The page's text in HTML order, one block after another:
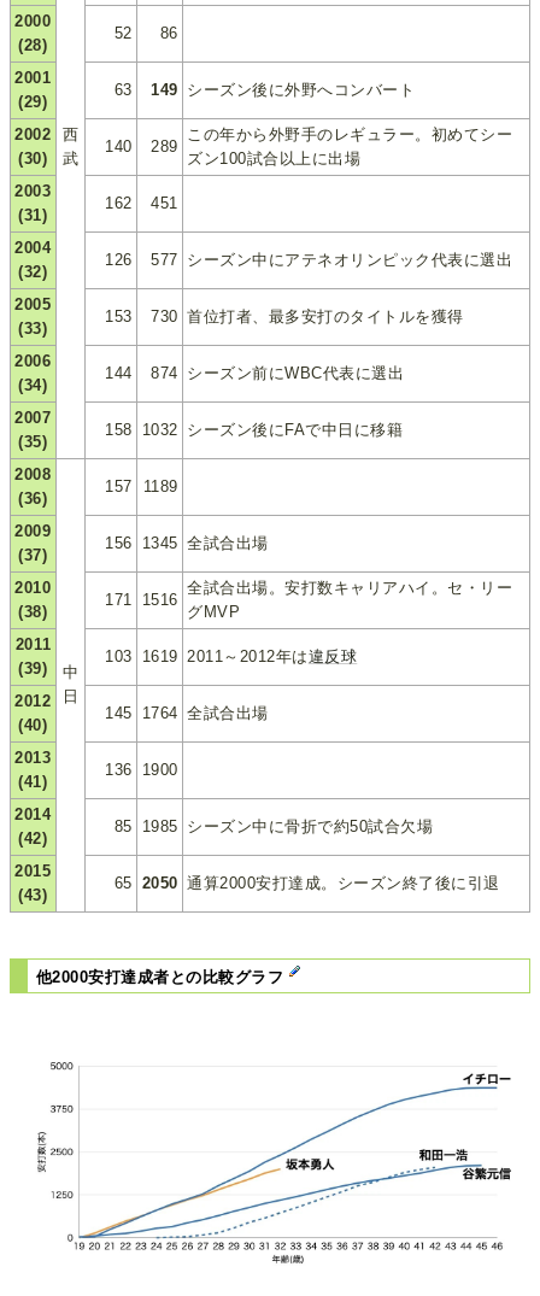
西
武
2000
(28)
52 86
2001
(29)
63 149 シーズン後に外野へコンバート
2002
(30)
140 289
この年から外野手のレギュラー。初めてシー
ズン100試合以上に出場
2003
(31)
162 451
2004
(32)
126 577 シーズン中にアテネオリンピック代表に選出
2005
(33)
153 730 首位打者、最多安打のタイトルを獲得
2006
(34)
144 874 シーズン前にWBC代表に選出
2007
(35)
158 1032 シーズン後にFAで中日に移籍
2008
(36)
中
日
157 1189
2009
(37)
156 1345 全試合出場
2010
(38)
171 1516
全試合出場。安打数キャリアハイ。セ・リー
グMVP
2011
(39)
103 1619 2011～2012年は違反球
2012
(40)
145 1764 全試合出場
2013
(41)
136 1900
2014
(42)
85 1985 シーズン中に骨折で約50試合欠場
2015
(43)
65 2050 通算2000安打達成。シーズン終了後に引退
他2000安打達成者との比較グラフ